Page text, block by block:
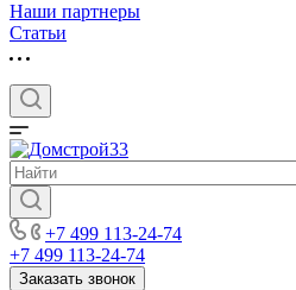
Наши партнеры
Статьи
+7 499 113-24-74
+7 499 113-24-74
Заказать звонок